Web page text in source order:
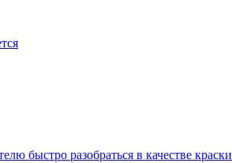
быстро разобраться в качестве краски